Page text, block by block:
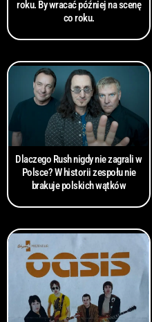
roku. By wracać później na scenę
co roku.
Dlaczego Rush nigdy nie zagrali w
Polsce? W historii zespołu nie
brakuje polskich wątków